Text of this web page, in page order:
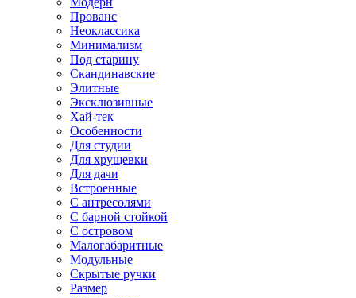
Прованс
Неоклассика
Минимализм
Под старину
Скандинавские
Элитные
Эксклюзивные
Хай-тек
Особенности
Для студии
Для хрущевки
Для дачи
Встроенные
С антресолями
С барной стойкой
С островом
Малогабаритные
Модульные
Скрытые ручки
Размер